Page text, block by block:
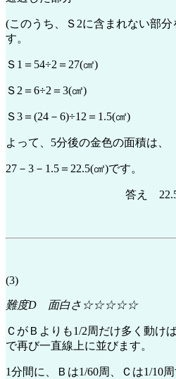
(このうち、 Ｓ2に含まれない部分
す。
Ｓ1＝54÷2＝27(㎠)
Ｓ2＝6÷2＝3(㎠)
Ｓ3＝(24－6)÷12＝1.5(㎠)
よって、5分後の金色の面積は、
27－3－1.5＝22.5(㎠)です。
答え
(3)
難度D 面白さ☆☆☆☆☆
ＣがＢよりも1/2周だけ多く動け
で再び一直線上に並びます。
1分間に、Ｂは1/60周、Ｃは1/10